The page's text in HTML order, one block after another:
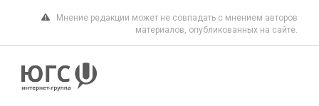
Мнение редакции может не совпадать с мнением авторов
материалов, опубликованных на сайте.